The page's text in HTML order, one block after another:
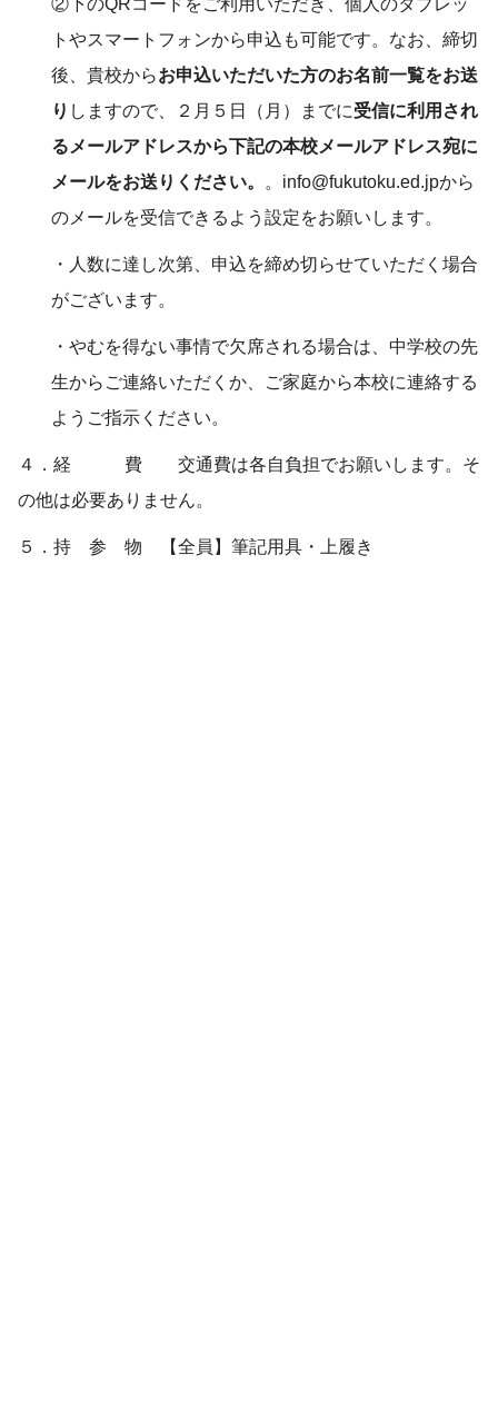
②下のQRコードをご利用いただき、個人のタブレッ
トやスマートフォンから申込も可能です。なお、締切
後、貴校からお申込いただいた方のお名前一覧をお送
り しますので、２月５日（月）までに受信に利用され
るメールアドレスから下記の本校メールアドレス宛に
メールをお送りください。
。info@fukutoku.ed.jpから
のメールを受信できるよう設定をお願いします。
・人数に達し次第、申込を締め切らせていただく場合
がございます。
・やむを得ない事情で欠席される場合は、中学校の先
生からご連絡いただくか、ご家庭から本校に連絡する
ようご指示ください。
４．経 費 交通費は各自負担でお願いします。そ
の他は必要ありません。
５．持 参 物 【全員】筆記用具・上履き